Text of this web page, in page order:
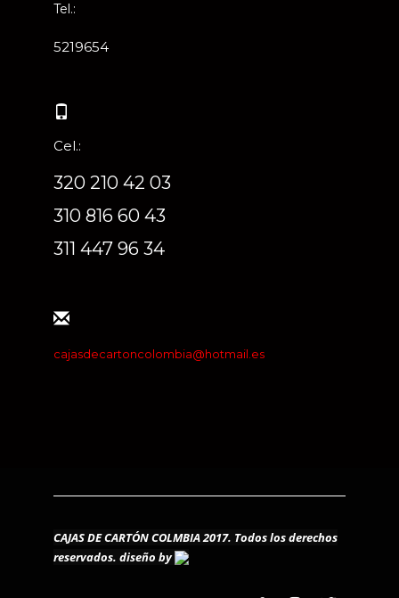
Tel.:
5219654
Cel.:
320 210 42 03
310 816 60 43
311 447 96 34
cajasdecartoncolombia@hotmail.es
CAJAS DE CARTÓN COLMBIA 2017. Todos los derechos
reservados. diseño by